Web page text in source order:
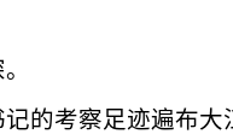
的考察足迹遍布